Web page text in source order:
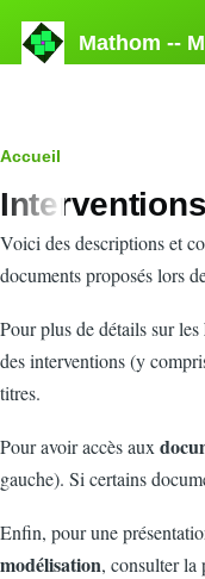
Mathom --
Fil
d'Ariane
Accueil
Interventions
Voici des descriptions et
documents proposés lors
Pour plus de détails sur les
des interventions (y
titres.
Pour avoir accès aux
gauche). Si certains
Enfin, pour une
modélisation, consulter la